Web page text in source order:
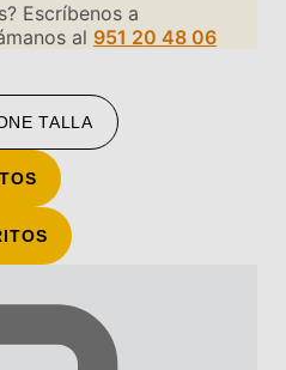
Escríbenos a
al 951 20 48 06
TALLA